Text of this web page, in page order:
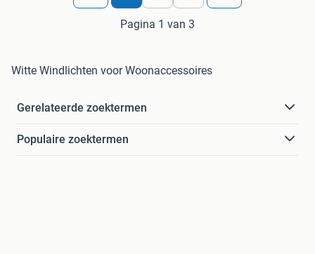
Pagina 1 van 3
Witte Windlichten voor Woonaccessoires
Gerelateerde zoektermen
Populaire zoektermen